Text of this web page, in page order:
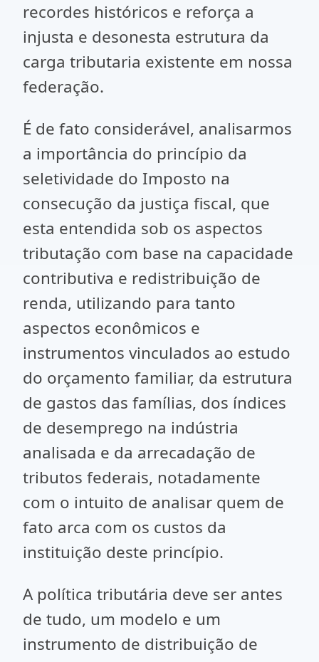
recordes históricos e reforça a
injusta e desonesta estrutura da
carga tributaria existente em nossa
federação.
É de fato considerável, analisarmos
a importância do princípio da
seletividade do Imposto na
consecução da justiça fiscal, que
esta entendida sob os aspectos
tributação com base na capacidade
contributiva e redistribuição de
renda, utilizando para tanto
aspectos econômicos e
instrumentos vinculados ao estudo
do orçamento familiar, da estrutura
de gastos das famílias, dos índices
de desemprego na indústria
analisada e da arrecadação de
tributos federais, notadamente
com o intuito de analisar quem de
fato arca com os custos da
instituição deste princípio.
A política tributária deve ser antes
de tudo, um modelo e um
instrumento de distribuição de